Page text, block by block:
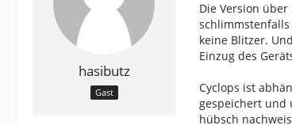
hasibutz
Gast
Die Version
keine Blitzer.
Einzug des
Cyclops ist
gespeichert und
hübsch